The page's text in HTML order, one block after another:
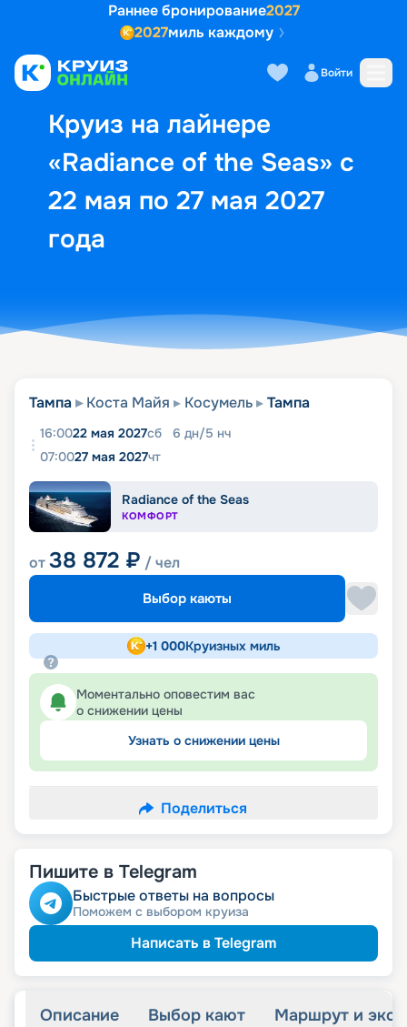
Раннее бронирование2027
2027миль каждому
Войти
Круиз на лайнере
«Radiance of the Seas» с
22 мая по 27 мая 2027
года
Выбор кают Маршрут и
Тампа Коста Майя Косумель Тампа
16:0022 мая 2027сб 6 дн/5 нч
07:0027 мая 2027чт
Radiance of the Seas
КОМФОРТ
от38 872 ₽ / чел
Выбор каюты
+1 000Круизных миль
Моментально оповестим вас
о снижении цены
Узнать о снижении цены
Поделиться
Пишите в Telegram
Быстрые ответы на вопросы
Поможем с выбором круиза
Написать в Telegram
Описание Выбор кают Маршрут и